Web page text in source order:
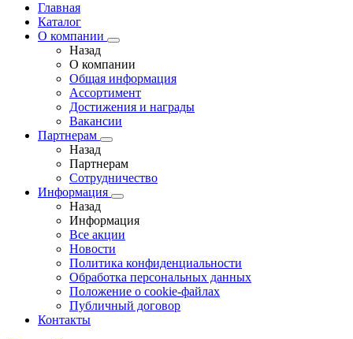
Главная
Каталог
О компании
Назад
О компании
Общая информация
Ассортимент
Достижения и награды
Вакансии
Партнерам
Назад
Партнерам
Сотрудничество
Информация
Назад
Информация
Все акции
Новости
Политика конфиденциальности
Обработка персональных данных
Положение о cookie-файлах
Публичный договор
Контакты